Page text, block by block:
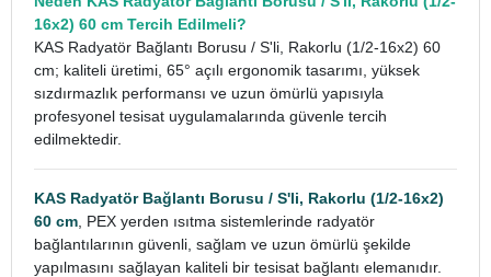
16x2) 60 cm Tercih Edilmeli?
KAS Radyatör Bağlantı Borusu / S'li, Rakorlu (1/2-16x2) 60
cm; kaliteli üretimi, 65° açılı ergonomik tasarımı, yüksek
sızdırmazlık performansı ve uzun ömürlü yapısıyla
profesyonel tesisat uygulamalarında güvenle tercih
edilmektedir.
KAS Radyatör Bağlantı Borusu / S'li, Rakorlu (1/2-16x2)
60 cm , PEX yerden ısıtma sistemlerinde radyatör
bağlantılarının güvenli, sağlam ve uzun ömürlü şekilde
yapılmasını sağlayan kaliteli bir tesisat bağlantı elemanıdır.